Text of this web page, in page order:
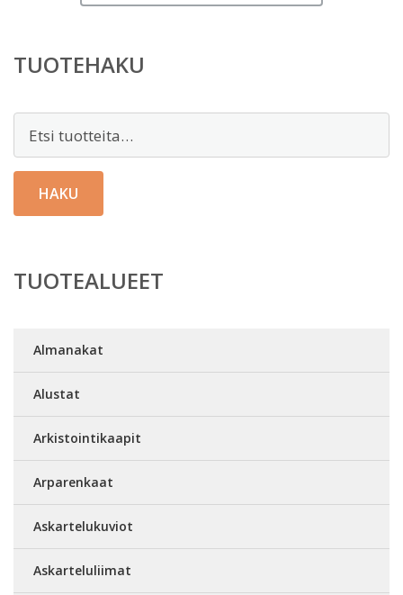
on:
TUOTEHAKU
HAKU
TUOTEALUEET
Almanakat
Alustat
Arkistointikaapit
Arparenkaat
Askartelukuviot
Askarteluliimat